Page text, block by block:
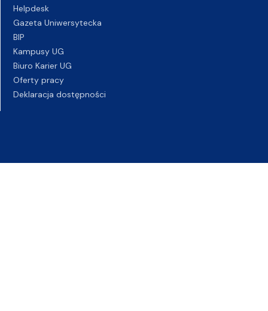
Helpdesk
Gazeta Uniwersytecka
BIP
Kampusy UG
Biuro Karier UG
Oferty pracy
Deklaracja dostępności